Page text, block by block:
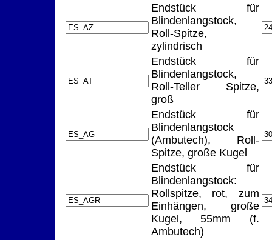
Endstück für
Blindenlangstock,
Roll-Spitze,
zylindrisch
Endstück für
Blindenlangstock,
Roll-Teller Spitze,
groß
Endstück für
Blindenlangstock
(Ambutech), Roll-
Spitze, große Kugel
Endstück für
Blindenlangstock:
Rollspitze, rot, zum
Einhängen, große
Kugel, 55mm (f.
Ambutech)